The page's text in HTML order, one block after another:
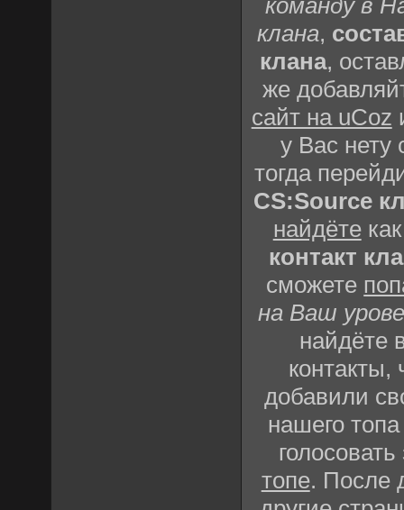
клана,
клана,
же
сайт на uCoz
у Вас нету
тогда
CS:Source
найдёте
контакт
сможете
на Ваш
найдёте
добавили
нашего
топе. После